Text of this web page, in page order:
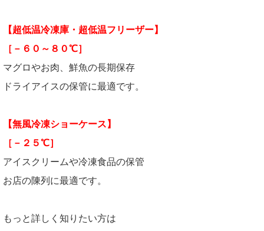
【超低温冷凍庫・超低温フリーザー】
［－６０～８０℃］
マグロやお肉、鮮魚の長期保存
ドライアイスの保管に最適です。
【無風冷凍ショーケース】
［－２５℃］
アイスクリームや冷凍食品の保管
お店の陳列に最適です。
もっと詳しく知りたい方は